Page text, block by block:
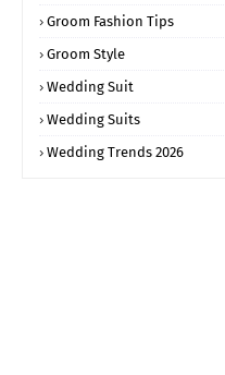
Groom Fashion Tips
Groom Style
Wedding Suit
Wedding Suits
Wedding Trends 2026